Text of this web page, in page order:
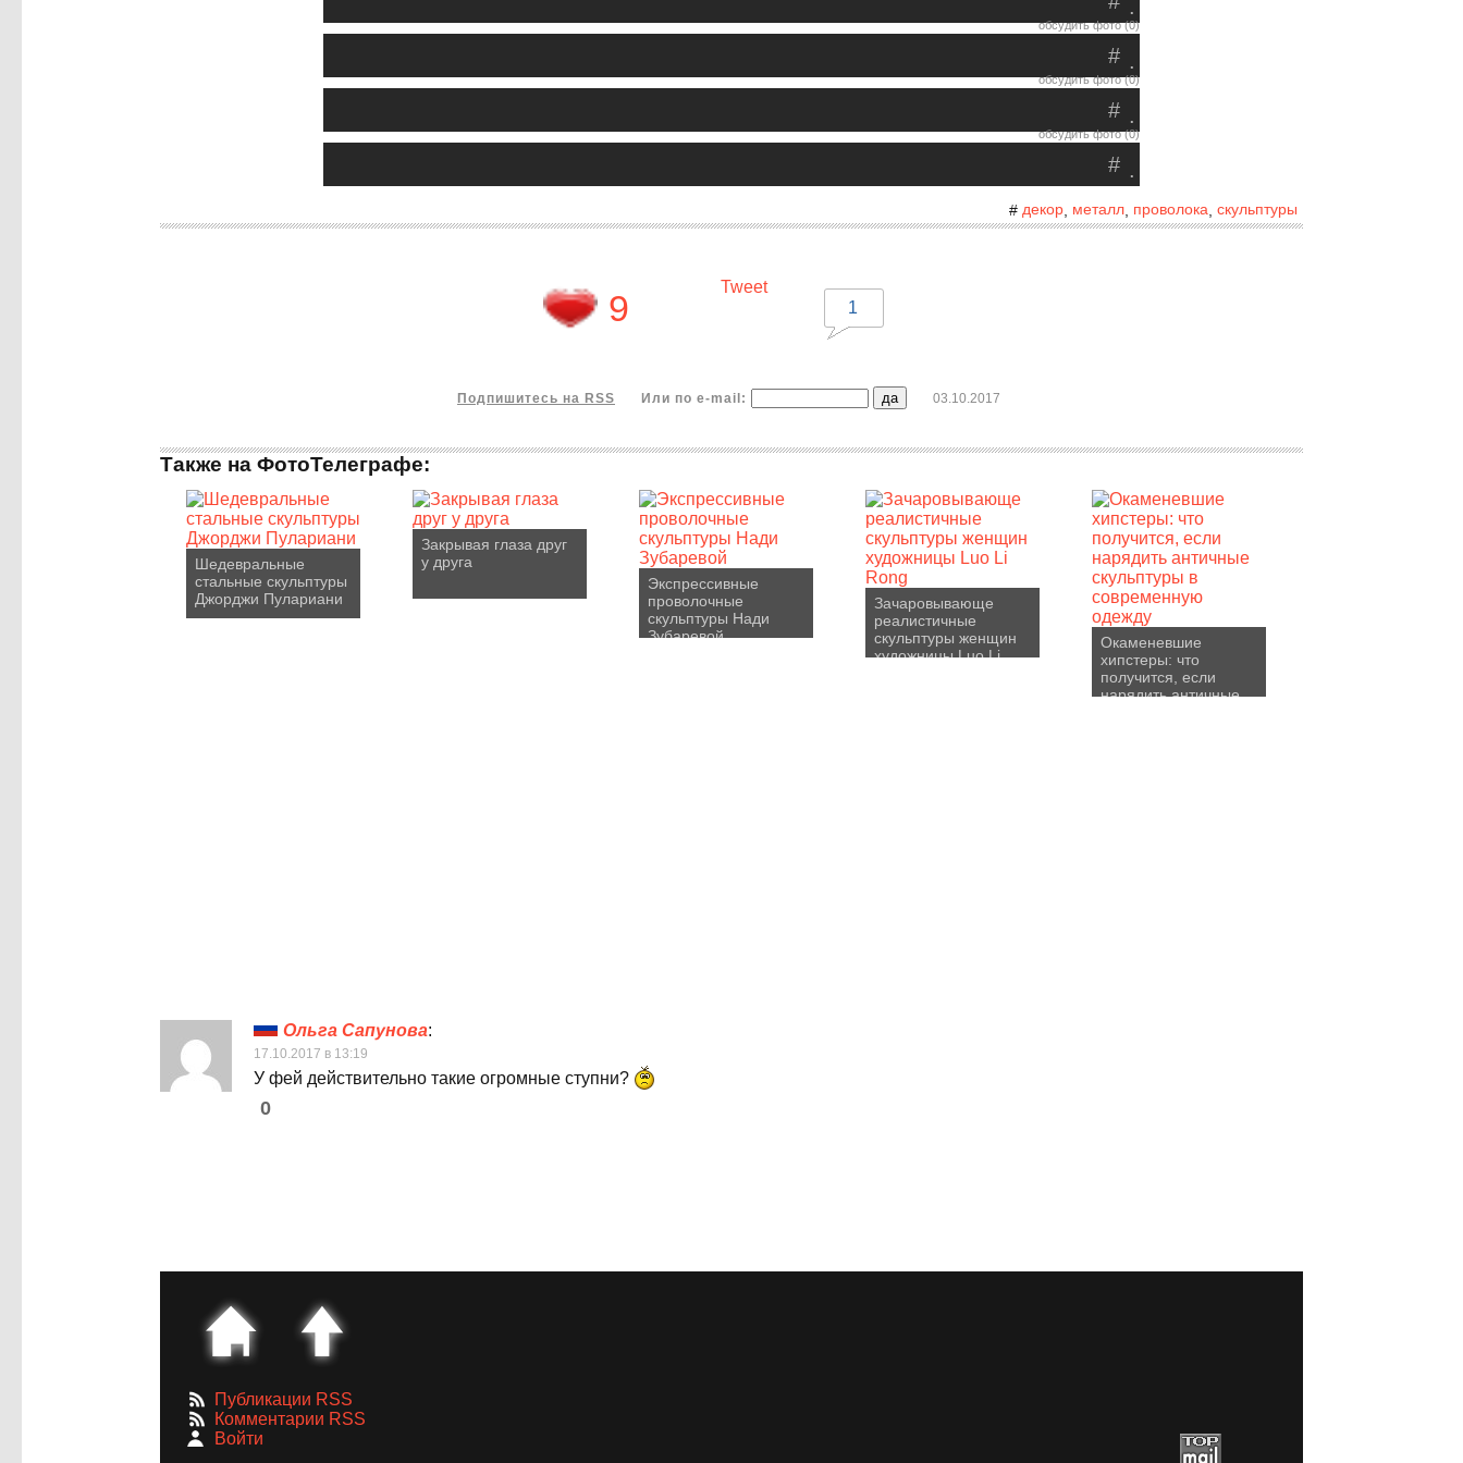
.
обсудить фото (0)
.
#
обсудить фото (0)
.
#
обсудить фото (0)
.
#
# декор металл проволока скульптуры
9
Tweet
1
Подпишитесь на RSS Или по e-mail: 03.10.2017
Также на ФотоТелеграфе:
Шедевральные
стальные скульптуры
Джорджи Пулариани
Закрывая глаза друг
у друга
Экспрессивные
проволочные
скульптуры Нади
Зубаревой
Зачаровывающе
реалистичные
скульптуры женщин
художницы Luo Li
Окаменевшие
хипстеры: что
получится, если
нарядить античные
Ольга Сапунова:
17.10.2017 в 13:19
У фей действительно такие огромные ступни?
0
Публикации RSS
Комментарии RSS
Войти